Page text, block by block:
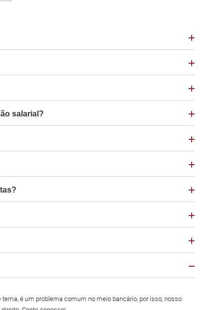
salarial?
é um problema comum no meio bancário, por isso, nosso